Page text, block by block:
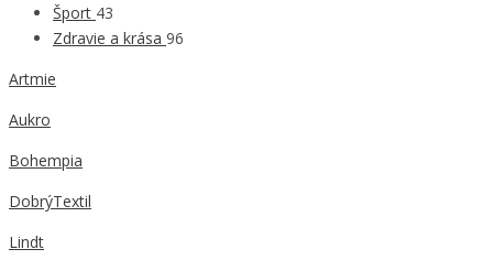
Šport 43
Zdravie a krása 96
Artmie
Aukro
Bohempia
DobrýTextil
Lindt